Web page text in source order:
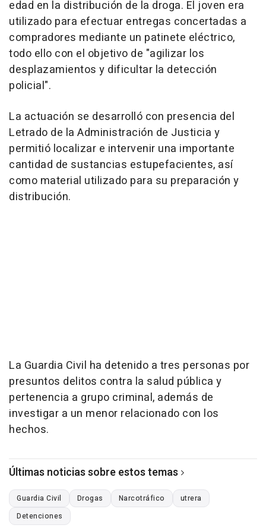
edad en la distribución de la droga. El joven era
utilizado para efectuar entregas concertadas a
compradores mediante un patinete eléctrico,
todo ello con el objetivo de "agilizar los
desplazamientos y dificultar la detección
policial".
La actuación se desarrolló con presencia del
Letrado de la Administración de Justicia y
permitió localizar e intervenir una importante
cantidad de sustancias estupefacientes, así
como material utilizado para su preparación y
distribución.
La Guardia Civil ha detenido a tres personas por
presuntos delitos contra la salud pública y
pertenencia a grupo criminal, además de
investigar a un menor relacionado con los
hechos.
Últimas noticias sobre estos temas
Guardia Civil Drogas Narcotráfico
utrera
Detenciones